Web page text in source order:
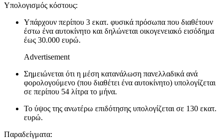
Υπολογισμός κόστους:
Υπάρχουν περίπου 3 εκατ. φυσικά πρόσωπα που διαθέτουν
έστω ένα αυτοκίνητο και δηλώνεται οικογενειακό εισόδημα
έως 30.000 ευρώ.
Advertisement
Σημειώνεται ότι η μέση κατανάλωση πανελλαδικά ανά
φορολογούμενο (που διαθέτει ένα αυτοκίνητο) υπολογίζεται
σε περίπου 54 λίτρα το μήνα.
Το ύψος της ανωτέρω επιδότησης υπολογίζεται σε 130 εκατ.
ευρώ.
Παραδείγματα: